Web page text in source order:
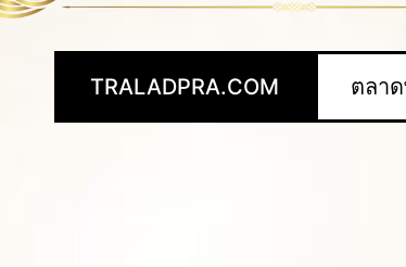
TRALADPRA.COM ตลา